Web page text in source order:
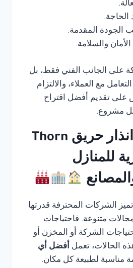
الجودة المقدمة.
والسلامة.
على الجانب الفني فقط، بل
مع العملاء، والالتزام
على تقديم أفضل اقتراح
مشروع.
صيانة نظام انذار حريق Thorn
للمنازل
الشركات المحترفة قدرتها
متنوعة. فاحتياجات
الشركة أو المخزن أو
الحالات، تعمل أفضل أي
مناسبة لطبيعة كل مكان.